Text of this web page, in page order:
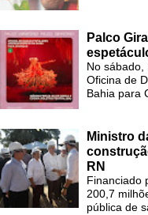
Palco
No sábado,
Oficina de
Bahia para
Ministro
RN
Financiado
200,7
pública de